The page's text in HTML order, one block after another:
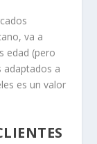
va a
edad (pero
adaptados a
es un valor